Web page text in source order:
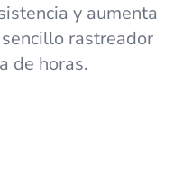
y aumenta
rastreador
de horas.